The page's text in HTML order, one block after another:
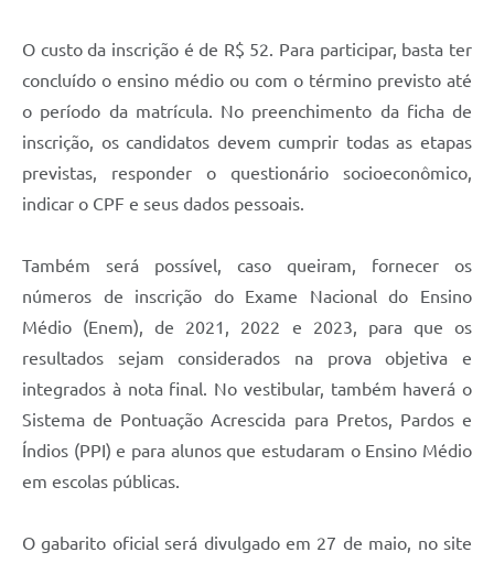
O custo da inscrição é de R$ 52. Para participar, basta ter
concluído o ensino médio ou com o término previsto até
o período da matrícula. No preenchimento da ficha de
inscrição, os candidatos devem cumprir todas as etapas
previstas, responder o questionário socioeconômico,
indicar o CPF e seus dados pessoais.
Também será possível, caso queiram, fornecer os
números de inscrição do Exame Nacional do Ensino
Médio (Enem), de 2021, 2022 e 2023, para que os
resultados sejam considerados na prova objetiva e
integrados à nota final. No vestibular, também haverá o
Sistema de Pontuação Acrescida para Pretos, Pardos e
Índios (PPI) e para alunos que estudaram o Ensino Médio
em escolas públicas.
O gabarito oficial será divulgado em 27 de maio, no site